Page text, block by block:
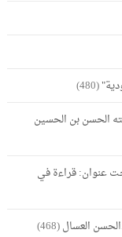
(480)
الحسن بن الحسين
عنوان: قراءة في
العسال(468)